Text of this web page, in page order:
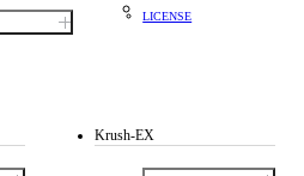
LICENSE
Krush-EX